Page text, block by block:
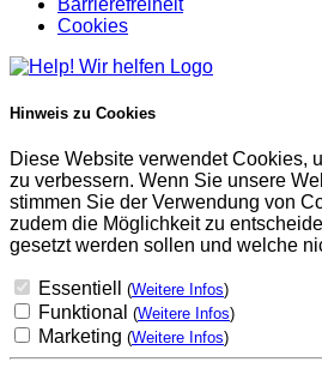
Barrierefreiheit
Cookies
Hinweis zu Cookies
Diese Website verwendet Cookies,
zu verbessern. Wenn Sie unsere
stimmen Sie der Verwendung von
zudem die Möglichkeit zu
gesetzt werden sollen und welche
Essentiell (Weitere Infos)
Funktional (Weitere Infos)
Marketing (Weitere Infos)